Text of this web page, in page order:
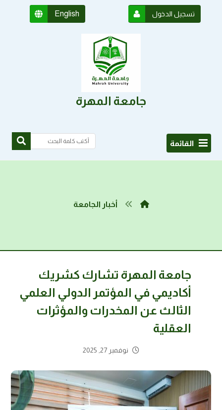
English تسجيل الدخول
جامعة المهرة
القائمة
أخبار الجامعة
جامعة المهرة تشارك كشريك
أكاديمي في المؤتمر الدولي العلمي
الثالث عن المخدرات والمؤثرات
العقلية
نوفمبر 27, 2025